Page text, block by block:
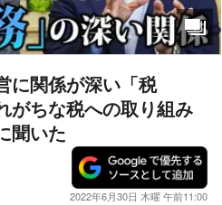
に関係が深い「税
がちな税への取り組み
聞いた
2022年6月30日 木曜 午前11:00